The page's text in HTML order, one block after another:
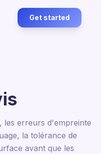
Get started
les erreurs d'empreinte
la tolérance de
avant que les